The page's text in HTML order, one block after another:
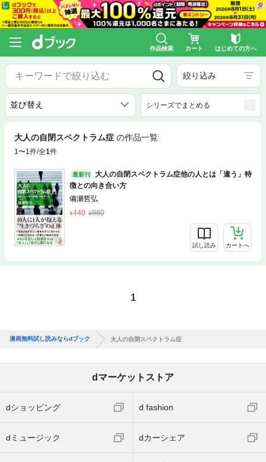
作品検索 カート はじめての方へ
絞り込み
シリーズでまとめる
大人の自閉スペクトラム症 の作品一覧
1〜1件/全1件
最新刊
大人の自閉スペクトラム症他の人とは「違う」特
徴との向き合い方
備瀬哲弘
440
880
試し読み カートへ
1
漫画無料試し読みならdブック 大人の自閉スペクトラム症
dマーケットストア
dショッピング d fashion
dミュージック dカーシェア